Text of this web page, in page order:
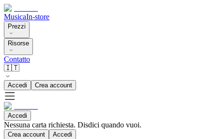
MusicaIn-store
Prezzi
Risorse
Contatto
🇮🇹
Accedi Crea account
Accedi
Nessuna carta richiesta. Disdici quando vuoi.
Crea account Accedi